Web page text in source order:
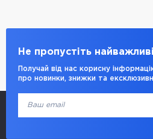
Не пропустіть
Получай від нас корисну
про новинки, знижки та